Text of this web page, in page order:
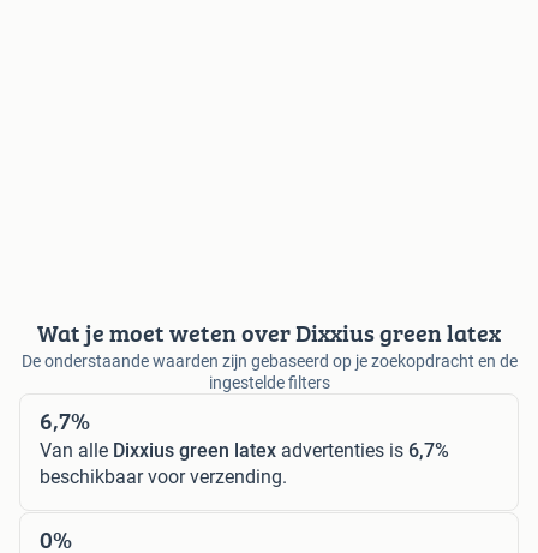
Wat je moet weten over Dixxius green latex
De onderstaande waarden zijn gebaseerd op je zoekopdracht en de
ingestelde filters
6,7%
Van alle Dixxius green latex advertenties is 6,7%
beschikbaar voor verzending.
0%